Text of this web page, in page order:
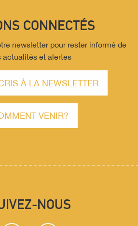
CONNECTÉS
newsletter pour rester informé de
actualités et alertes
À LA NEWSLETTER
VENIR?
NOUS